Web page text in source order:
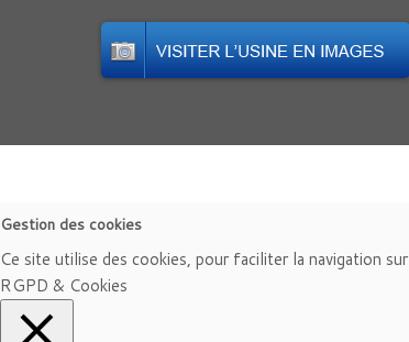
Gestion des cookies
Ce site utilise des cookies, pour faciliter la navigation
RGPD & Cookies